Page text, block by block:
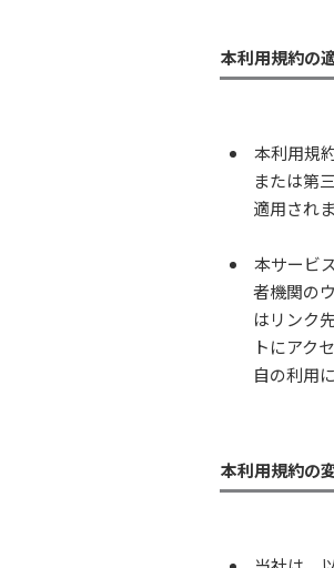
本利用規約の
本利用規
または第
適用され
本サービ
者機関の
はリンク
トにアク
自の利用
本利用規約の